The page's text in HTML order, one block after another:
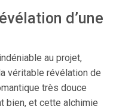
d’une
au projet,
véritable révélation de
très douce
bien, et cette alchimie